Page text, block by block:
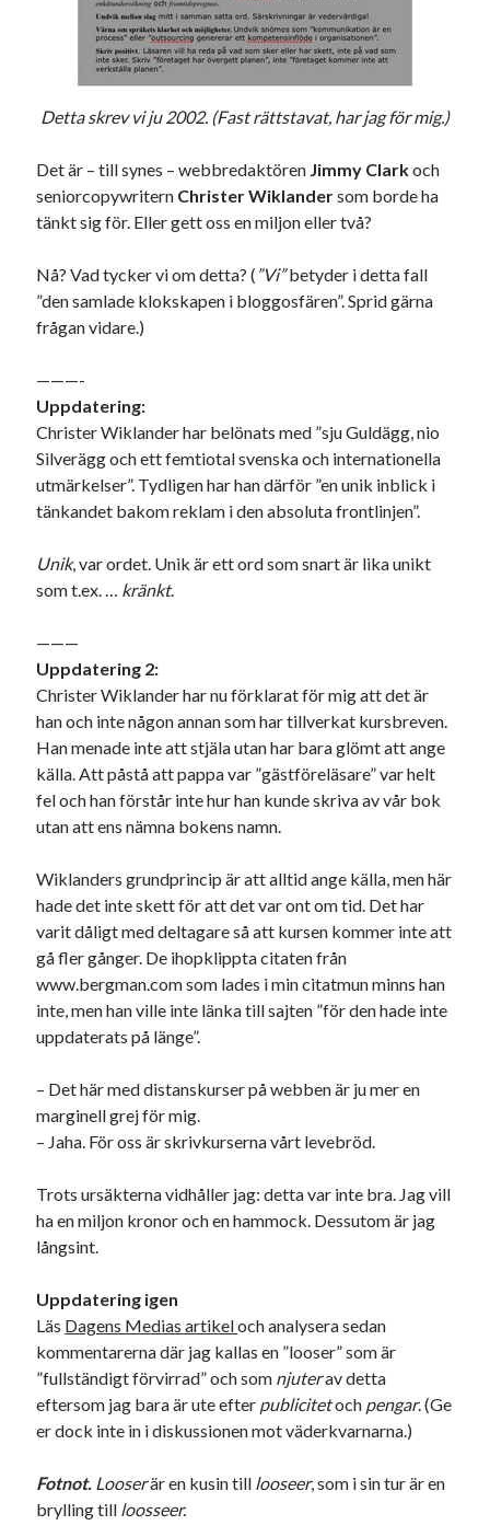
Bokstävlar & AI – mitt levebröd. Gå en kurs!
Den stora bloggläsarvärvsveckan
Godisbrödet från himlen
Länkskolan
Vad ska du laga för mat idag? (Recept!)
Logga in
Flöde för inlägg
Pejpalla!
Swish: 070-8885542
Detta skrev vi ju 2002. (Fast rättstavat, har jag för mig.)
Det är – till synes – webbredaktören Jimmy Clarkoch
seniorcopywritern Christer Wiklandersom borde ha
tänkt sig för. Eller gett oss en miljon eller två?
Nå? Vad tycker vi om detta? ( ”Vi”betyder i detta fall
”den samlade klokskapen i bloggosfären”. Sprid gärna
frågan vidare.)
———-
Uppdatering:
Christer Wiklander har belönatsmed ”sju Guldägg, nio
Silverägg och ett femtiotal svenska och internationella
utmärkelser”. Tydligen har han därför ”en unik inblick i
tänkandet bakom reklam i den absoluta frontlinjen”.
Unik, var ordet. Unik är ett ord som snart är lika unikt
som t.ex. … kränkt.
———
Uppdatering 2:
Christer Wiklander har nu förklarat för mig att det är
han och inte någon annan som har tillverkat kursbreven.
Han menade inte att stjäla utan har bara glömt att ange
källa. Att påstå att pappa var ”gästföreläsare” var helt
fel och han förstår inte hur han kunde skriva av vår bok
utan att ens nämna bokens namn.
Wiklanders grundprincip är att alltid ange källa, men här
hade det inte skett för att det var ont om tid. Det har
varit dåligt med deltagare så att kursen kommer inte att
gå fler gånger. De ihopklippta citaten från
www.bergman.com som lades i min citatmun minns han
inte, men han ville inte länka till sajten ”för den hade inte
uppdaterats på länge”.
– Det här med distanskurser på webben är ju mer en
marginell grej för mig.
– Jaha. För oss är skrivkurserna vårt levebröd.
Trots ursäkterna vidhåller jag: detta var inte bra. Jag vill
ha en miljon kronor och en hammock. Dessutom är jag
långsint.
Uppdatering igen
Läs Dagens Medias artikeloch analysera sedan
kommentarerna där jag kallas en ”looser” som är
”fullständigt förvirrad” och som njuterav detta
eftersom jag bara är ute efter publicitetoch pengar. (Ge
er dock inte in i diskussionen mot väderkvarnarna.)
Fotnot. Looserär en kusin till looseer, som i sin tur är en
brylling till loosseer.